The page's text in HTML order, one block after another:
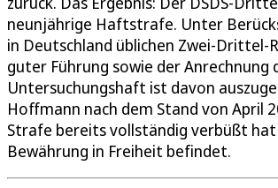
neunjährige Haftstrafe. Unter
in Deutschland üblichen Zwei-Drittel-
guter Führung sowie der Anrechnung
Untersuchungshaft ist davon
Hoffmann nach dem Stand von April
Strafe bereits vollständig verbüßt
Bewährung in Freiheit befindet.